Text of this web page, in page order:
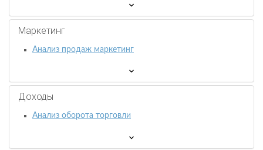
Маркетинг
Анализ продаж маркетинг
Доходы
Анализ оборота торговли